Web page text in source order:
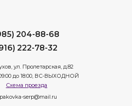
204-88-68
222-78-32
ул. Пролетарская, д.82
до 18:00, ВС-ВЫХОДНОЙ
Схема проезда
serp@mail.ru